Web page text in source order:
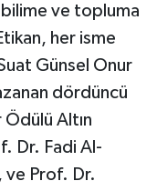
bilime ve topluma
her isme
Günsel Onur
dördüncü
Altın
Dr. Fadi Al-
ve Prof. Dr.